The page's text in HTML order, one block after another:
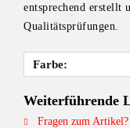
entsprechend erstellt
Qualitätsprüfungen.
Farbe:
Weiterführende
Fragen zum Artikel?